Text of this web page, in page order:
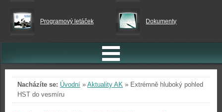
Programový letáček Dokumenty
Nacházíte se: Úvodní » Aktuality AK » Extrémně hluboký pohled
HST do vesmíru